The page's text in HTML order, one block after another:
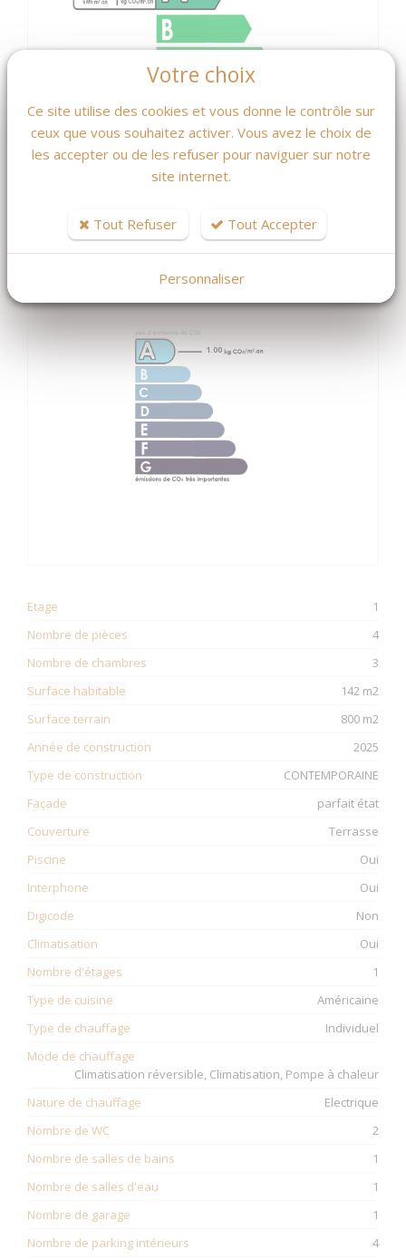
GES
kg éqCO2/m².an
1.00
Etage
1
Nombre de pièces
4
Nombre de chambres
3
Surface habitable
142 m2
Surface terrain
800 m2
Année de construction
2025
Type de construction
CONTEMPORAINE
Façade
parfait état
Couverture
Terrasse
Piscine
Oui
Interphone
Oui
Digicode
Non
Climatisation
Oui
Nombre d'étages
1
Type de cuisine
Américaine
Type de chauffage
Individuel
Mode de chauffage
Climatisation réversible, Climatisation, Pompe à chaleur
Nature de chauffage
Electrique
Nombre de WC
2
Nombre de salles de bains
1
Nombre de salles d'eau
1
Nombre de garage
1
Nombre de parking intérieurs
4
Votre choix
Ce site utilise des cookies et vous donne le contrôle sur
ceux que vous souhaitez activer. Vous avez le choix de
les accepter ou de les refuser pour naviguer sur notre
site internet.
Tout Refuser Tout Accepter
Personnaliser